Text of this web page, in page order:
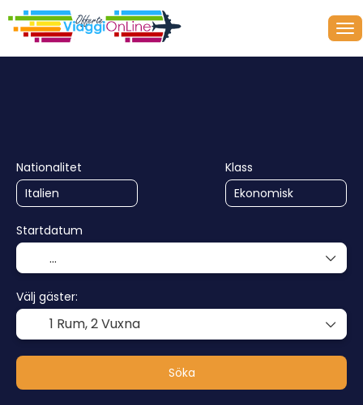
Nationalitet Klass
Startdatum
Välj gäster:
1 Rum,2 Vuxna
Söka